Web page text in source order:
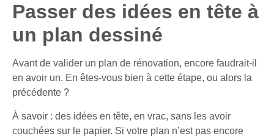
Passer des idées en tête à
un plan dessiné
Avant de valider un plan de rénovation, encore faudrait-il
en avoir un. En êtes-vous bien à cette étape, ou alors la
précédente ?
À savoir : des idées en tête, en vrac, sans les avoir
couchées sur le papier. Si votre plan n’est pas encore